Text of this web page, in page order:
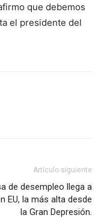
que debemos
el presidente del
Artículo siguiente
de desempleo llega a
EU, la más alta desde
la Gran Depresión.